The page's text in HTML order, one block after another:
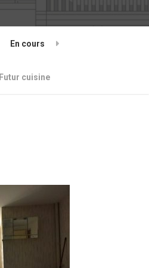
En cours
Futur cuisine